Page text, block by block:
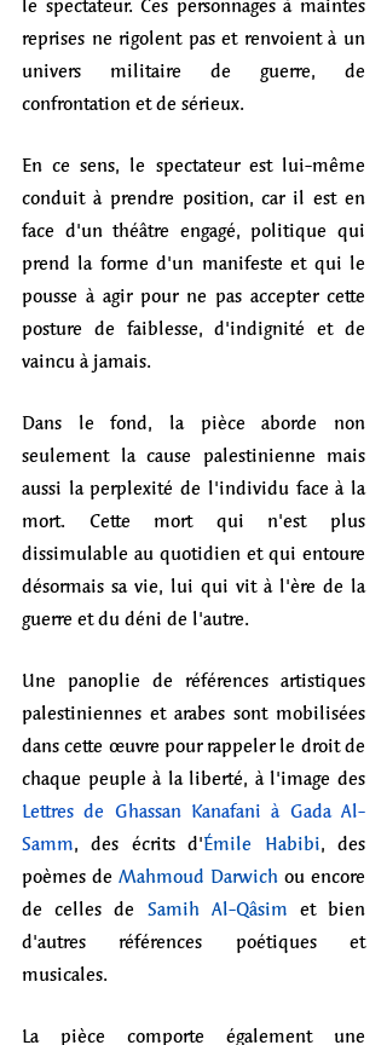
reprises ne rigolent pas et renvoient à un
univers militaire de guerre, de
confrontation et de sérieux.
En ce sens, le spectateur est lui-même
conduit à prendre position, car il est en
face d'un théâtre engagé, politique qui
prend la forme d'un manifeste et qui le
pousse à agir pour ne pas accepter cette
posture de faiblesse, d'indignité et de
vaincu à jamais.
Dans le fond, la pièce aborde non
seulement la cause palestinienne mais
aussi la perplexité de l'individu face à la
mort. Cette mort qui n'est plus
dissimulable au quotidien et qui entoure
désormais sa vie, lui qui vit à l'ère de la
guerre et du déni de l'autre.
Une panoplie de références artistiques
palestiniennes et arabes sont mobilisées
dans cette œuvre pour rappeler le droit de
Lettres de Ghassan Kanafani à Gada Al-
Samm, des écrits d'Émile Habibi, des
poèmes de Mahmoud Darwich ou encore
de celles de Samih Al-Qâsim et bien
d'autres références poétiques et
musicales.
La pièce comporte également une